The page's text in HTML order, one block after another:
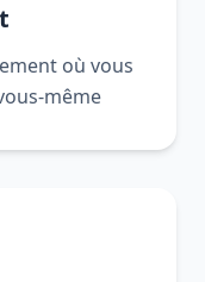
où vous
même